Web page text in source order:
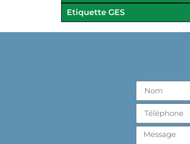
Etiquette GES